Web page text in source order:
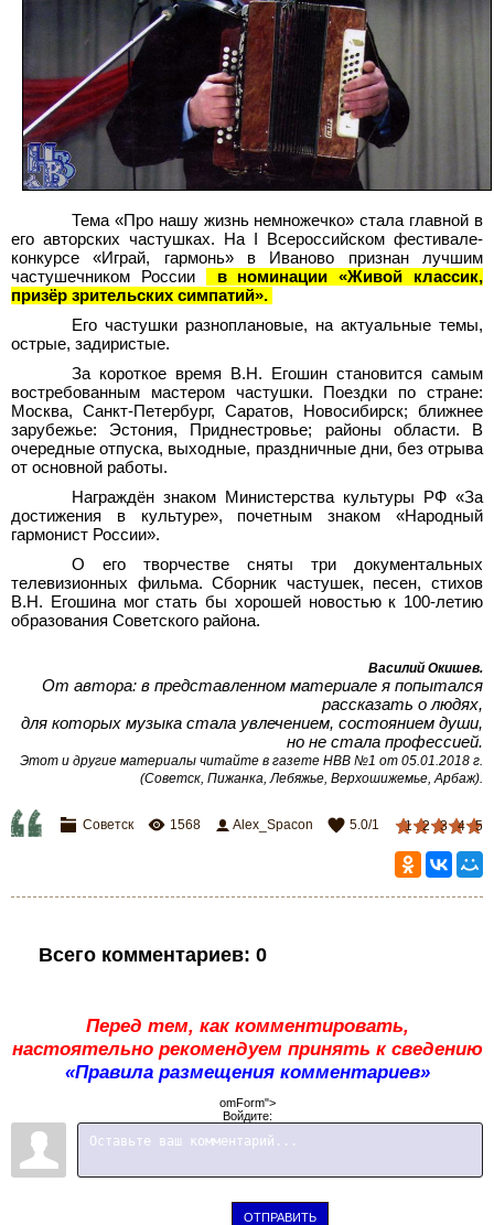
Тема «Про нашу жизнь немножечко» стала главной в
его авторских частушках. На I Всероссийском фестивале-
конкурсе «Играй, гармонь» в Иваново признан лучшим
частушечником России
в номинации «Живой классик,
призёр зрительских симпатий».
Его частушки разноплановые, на актуальные темы,
острые, задиристые.
За короткое время В.Н. Егошин становится самым
востребованным мастером частушки. Поездки по стране:
Москва, Санкт-Петербург, Саратов, Новосибирск; ближнее
зарубежье: Эстония, Приднестровье; районы области. В
очередные отпуска, выходные, праздничные дни, без отрыва
от основной работы.
Награждён знаком Министерства культуры РФ «За
достижения в культуре», почетным знаком «Народный
гармонист России».
О его творчестве сняты три документальных
телевизионных фильма. Сборник частушек, песен, стихов
В.Н. Егошина мог стать бы хорошей новостью к 100-летию
образования Советского района.
Василий Окишев.
От автора: в представленном материале я попытался
рассказать о людях,
для которых музыка стала увлечением, состоянием души,
но не стала профессией.
Этот и другие материалы читайте в газете НВВ №1 от 05.01.2018 г.
(Советск, Пижанка, Лебяжье, Верхошижемье, Арбаж).
1 2 3 4 5
Советск 1568 Alex_Spacon 5.0/1
Всего комментариев: 0
Перед тем, как комментировать,
настоятельно рекомендуем принять к сведению
«Правила размещения комментариев»
omForm">
Войдите:
ОТПРАВИТЬ